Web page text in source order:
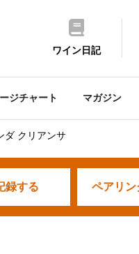
ワイン日記
ジチャート マガジン
ダ クリアンサ
録する ペアリン